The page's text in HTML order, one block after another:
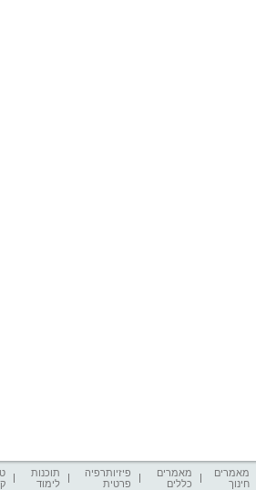
מאמרים
חינוך
מאמרים
כללים
פיזיותרפיה
פרטית
תוכנות
לימוד